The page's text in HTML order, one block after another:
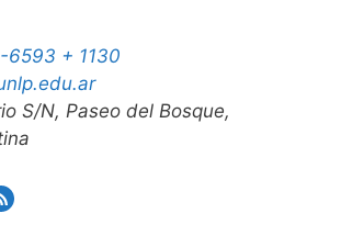
6593 + 1130
S/N, Paseo del Bosque,